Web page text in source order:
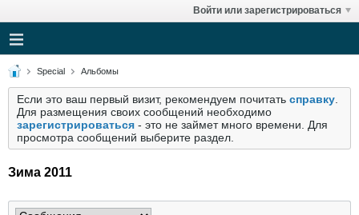
Войти или зарегистрироваться
Special Альбомы
Если это ваш первый визит, рекомендуем почитать справку
Для размещения своих сообщений необходимо
зарегистрироваться - это не займет много времени. Для
просмотра сообщений выберите раздел.
Зима 2011